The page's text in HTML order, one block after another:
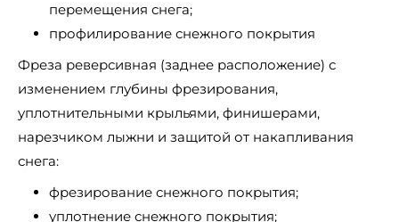
перемещения снега;
профилирование снежного покрытия
Фреза реверсивная (заднее расположение) с
изменением глубины фрезирования,
уплотнительными крыльями, финишерами,
нарезчиком лыжни и защитой от накапливания
снега:
фрезирование снежного покрытия;
уплотнение снежного покрытия;